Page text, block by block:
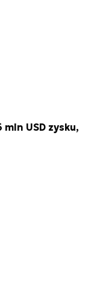
USD zysku,